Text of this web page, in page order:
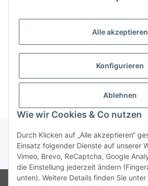
Alle akzeptieren
Konfigurieren
Ablehnen
Wie wir Cookies & Co nutzen
Durch Klicken auf „Alle akzeptieren“
Einsatz folgender Dienste auf unserer
Vimeo, Brevo, ReCaptcha, Google
die Einstellung jederzeit ändern
unten). Weitere Details finden Sie unter
Wir wünschen euch ganz viel Spaß
Unser Bio Teebaumöl findet ihrhier.
Ihr möchtet noch mehr über
* Alle Preise inkl. gesetzlicher USt., zzgl.Versand
© CMD Naturkosmetik